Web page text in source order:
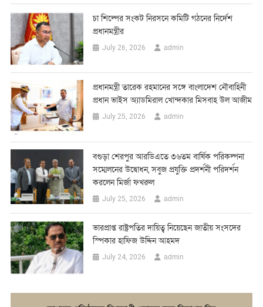
চা শিল্পের সংকট নিরসনে কমিটি গঠনের নির্দেশ
প্রধানমন্ত্রীর
July 26, 2026 admin
প্রধানমন্ত্রী তারেক রহমানের সঙ্গে বাংলাদেশ নৌবাহিনী
প্রধান ভাইস অ্যাডমিরাল খোন্দকার মিসবাহ উল আজীম
July 25, 2026 admin
বগুড়া শেরপুর আরডিএতে ৩৬তম বার্ষিক পরিকল্পনা
সম্মেলনের উদ্বোধন, সবুজ প্রযুক্তি প্রদর্শনী পরিদর্শন
করলেন মির্জা ফখরুল
July 25, 2026 admin
ভারপ্রাপ্ত রাষ্ট্রপতির দায়িত্ব নিয়েছেন জাতীয় সংসদের
স্পিকার হাফিজ উদ্দিন আহমদ
July 24, 2026 admin